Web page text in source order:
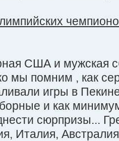
США и мужская
мы помним , как
игры в
и как
сюрпризы...
Италия,